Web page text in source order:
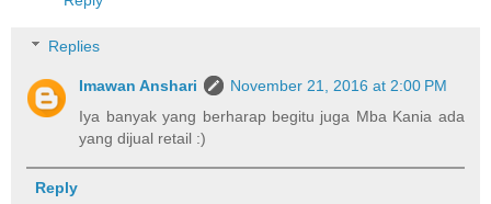
Replies
Imawan Anshari
November 21, 2016 at 2:00 PM
Iya banyak yang berharap begitu juga Mba Kania ada
yang dijual retail :)
Reply